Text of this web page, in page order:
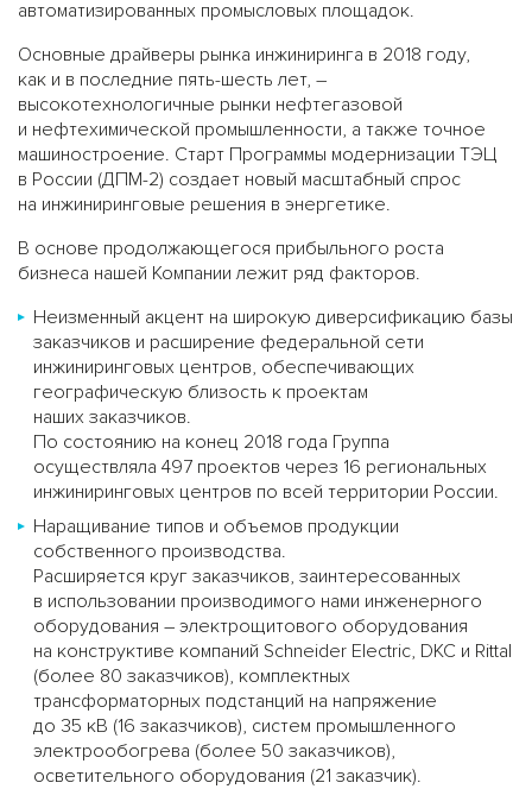
автоматизированных промысловых площадок.
Основные драйверы рынка инжиниринга в 2018 году,
как и в последние пять-шесть лет, –
высокотехнологичные рынки нефтегазовой
и нефтехимической промышленности, а также точное
машиностроение. Старт Программы модернизации ТЭЦ
в России (ДПМ-2) создает новый масштабный спрос
на инжиниринговые решения в энергетике.
В основе продолжающегося прибыльного роста
бизнеса нашей Компании лежит ряд факторов.
Неизменный акцент на широкую диверсификацию базы
заказчиков и расширение федеральной сети
инжиниринговых центров, обеспечивающих
географическую близость к проектам
наших заказчиков.
По состоянию на конец 2018 года Группа
осуществляла 497 проектов через 16 региональных
инжиниринговых центров по всей территории России.
Наращивание типов и объемов продукции
собственного производства.
Расширяется круг заказчиков, заинтересованных
в использовании производимого нами инженерного
оборудования – электрощитового оборудования
на конструктиве компаний Schneider Electric, DKC и Rittal
(более 80 заказчиков), комплектных
трансформаторных подстанций на напряжение
до 35 кВ (16 заказчиков), систем промышленного
электрообогрева (более 50 заказчиков),
осветительного оборудования (21 заказчик).